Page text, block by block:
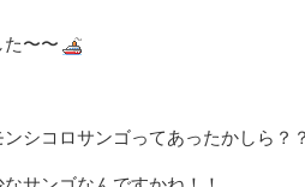
〜〜
シコロサンゴってあったかしら？？